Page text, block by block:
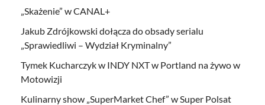
„Skażenie” w CANAL+
Jakub Zdrójkowski dołącza do obsady serialu
„Sprawiedliwi – Wydział Kryminalny”
Tymek Kucharczyk w INDY NXT w Portland na żywo w
Motowizji
Kulinarny show „SuperMarket Chef” w Super Polsat